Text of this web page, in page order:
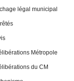
légal municipal
Métropole
du CM